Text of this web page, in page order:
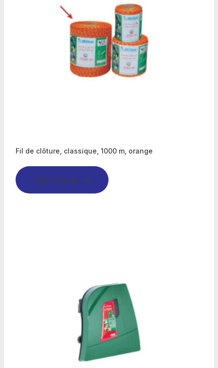
Fil de clôture, classique, 1000 m, orange
Lire la suite